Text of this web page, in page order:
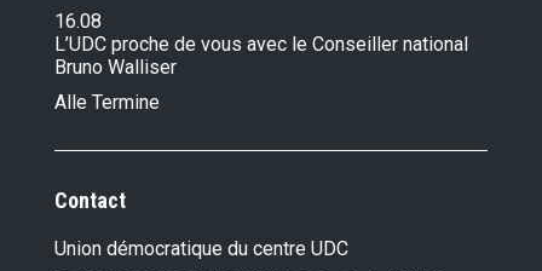
16.08
L’UDC proche de vous avec le Conseiller national
Bruno Walliser
Alle Termine
Contact
Union démocratique du centre UDC